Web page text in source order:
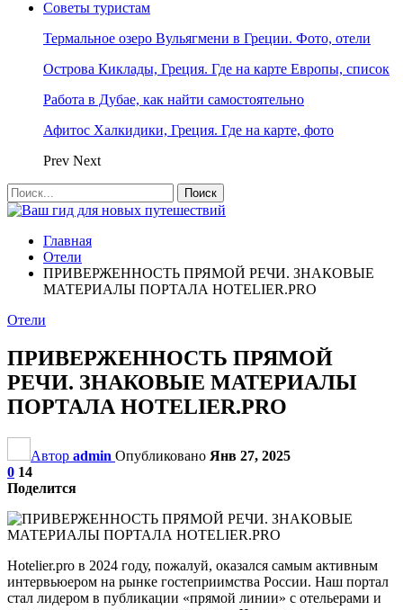
Советы туристам
Термальное озеро Вульягмени в Греции. Фото, отели
Острова Киклады, Греция. Где на карте Европы, список
Работа в Дубае, как найти самостоятельно
Афитос Халкидики, Греция. Где на карте, фото
Prev Next
Главная
Отели
ПРИВЕРЖЕННОСТЬ ПРЯМОЙ РЕЧИ. ЗНАКОВЫЕ
МАТЕРИАЛЫ ПОРТАЛА HOTELIER.PRO
Отели
ПРИВЕРЖЕННОСТЬ ПРЯМОЙ
РЕЧИ. ЗНАКОВЫЕ МАТЕРИАЛЫ
ПОРТАЛА HOTELIER.PRO
Автор admin Опубликовано Янв 27, 2025
0 14
Поделится
Hotelier.pro в 2024 году, пожалуй, оказался самым активным
интервьюером на рынке гостеприимства России. Наш портал
стал лидером в публикации «прямой линии» с отельерами и